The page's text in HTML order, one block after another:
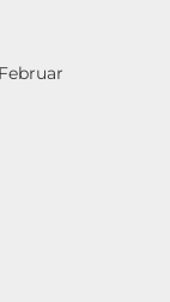
2025:
2025: